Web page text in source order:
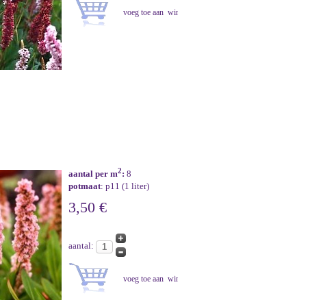
aantal per m2: 8
potmaat: p11 (1 liter)
3,50 €
aantal: